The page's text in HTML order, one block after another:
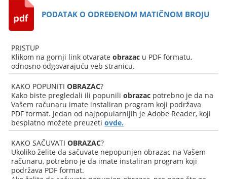
PODATAK O ODREĐENOM MATIČNOM BROJU
PRISTUP
Klikom na gornji link otvarateobrazac u PDF formatu,
odnosno odgovarajuću veb stranicu.
KAKO POPUNITIOBRAZAC?
Kako biste pregledali ili popuniliobrazac potrebno je da na
Vašem računaru imate instaliran program koji podržava
PDF format. Jedan od najpopularnijih je Adobe Reader, koji
besplatno možete preuzetiovde.
KAKO SAČUVATIOBRAZAC?
Ukoliko želite da sačuvate nepopunjen obrazac na Vašem
računaru, potrebno je da imate instaliran program koji
podržava PDF format.